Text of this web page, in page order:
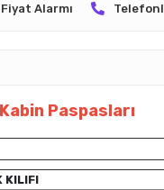
Fiyat Alarmı
Paspasları
KILIFI